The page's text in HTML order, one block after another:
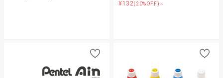
¥132(20%OFF)～